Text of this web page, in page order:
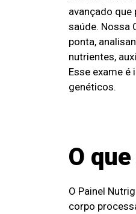
avançado
saúde. Nossa
ponta,
nutrientes,
Esse exame
genéticos.
O
O Painel
corpo